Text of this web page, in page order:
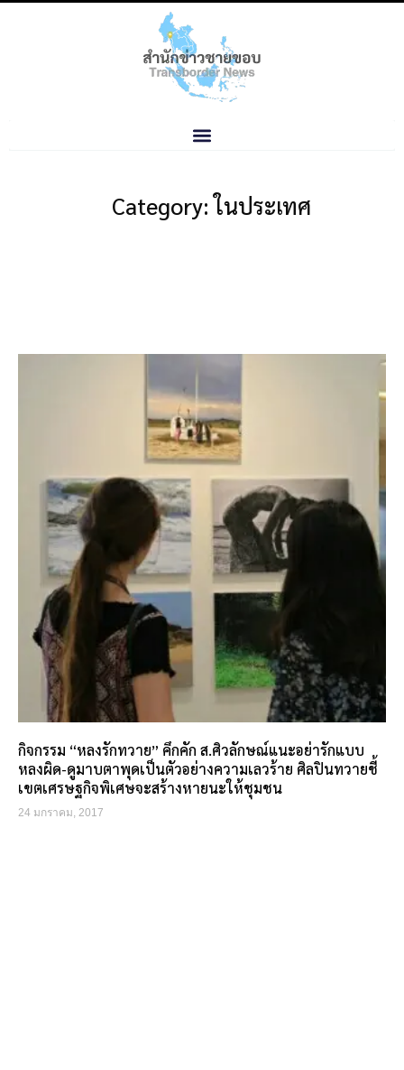
Category: ในประเทศ
กิจกรรม “หลงรักทวาย” คึกคัก ส.ศิวลักษณ์แนะอย่ารักแบบ
หลงผิด-ดูมาบตาพุดเป็นตัวอย่างความเลวร้าย ศิลปินทวายชี้
เขตเศรษฐกิจพิเศษจะสร้างหายนะให้ชุมชน
24 มกราคม, 2017